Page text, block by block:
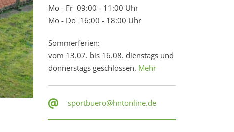
Mo - Fr 09:00 - 11:00 Uhr
Mo - Do 16:00 - 18:00 Uhr
Sommerferien:
vom 13.07. bis 16.08. dienstags und
donnerstags geschlossen. Mehr
sportbuero@hntonline.de